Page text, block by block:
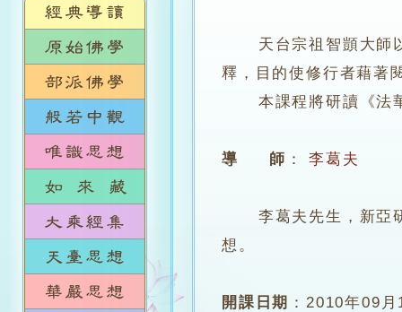
天台宗祖智顗大師
釋，目的使修行者藉著
本課程將研讀《法華
導 師 ： 李葛夫
李葛夫先生，新亞研
想。
開課日期 ：2010年09月